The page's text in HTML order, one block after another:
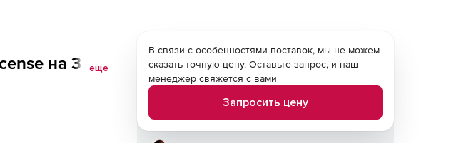
на 3
еще
В связи с особенностями поставок, мы не можем
сказать точную цену. Оставьте запрос, и наш
менеджер свяжется с вами
Запросить цену